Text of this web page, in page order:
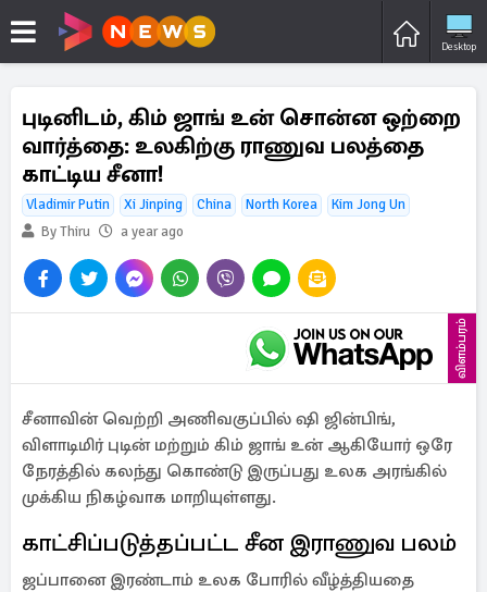
Desktop
புடினிடம், கிம் ஜாங் உன் சொன்ன ஒற்றை
வார்த்தை: உலகிற்கு ராணுவ பலத்தை
காட்டிய சீனா!
Vladimir Putin Xi Jinping China North Korea
Kim Jong Un
By Thiru
a year ago
விளம்பரம்
சீனாவின் வெற்றி அணிவகுப்பில் ஷி ஜின்பிங்,
விளாடிமிர் புடின் மற்றும் கிம் ஜாங் உன் ஆகியோர் ஒரே
நேரத்தில் கலந்து கொண்டு இருப்பது உலக அரங்கில்
முக்கிய நிகழ்வாக மாறியுள்ளது.
காட்சிப்படுத்தப்பட்ட சீன இராணுவ பலம்
ஜப்பானை இரண்டாம் உலக போரில் வீழ்த்தியதை